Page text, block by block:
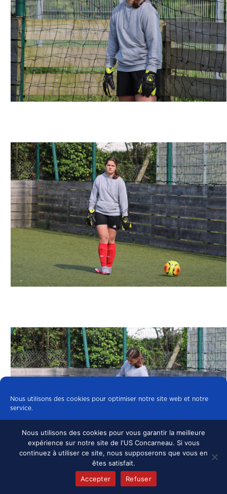
Nous utilisons des cookies pour optimiser notre site web et notre
service.
Tous les cookies
Refuser
Politique de cookies mentions légales
Nous utilisons des cookies pour vous garantir la meilleure
expérience sur notre site de l'US Concarneau. Si vous
continuez à utiliser ce site, nous supposerons que vous en
êtes satisfait.
Accepter
Refuser